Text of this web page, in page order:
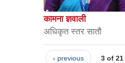
कामना ज्ञवाली
अधिकृत स्तर सातौ
‹ previous 3 of 21